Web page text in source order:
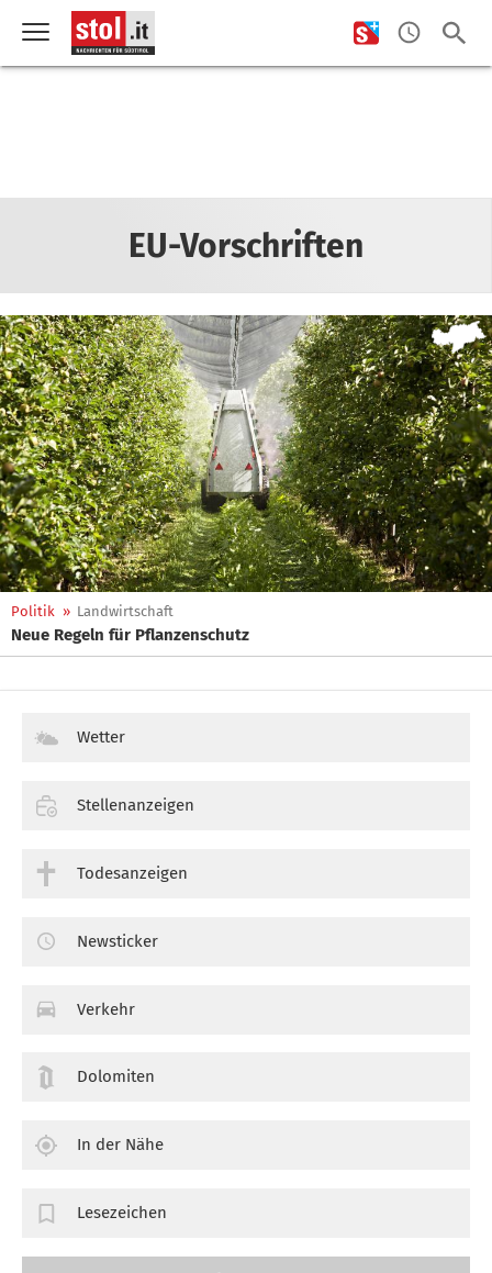
EU-Vorschriften
Politik » Landwirtschaft
Neue Regeln für Pflanzenschutz
Wetter
Stellenanzeigen
Todesanzeigen
Newsticker
Verkehr
Dolomiten
In der Nähe
Lesezeichen